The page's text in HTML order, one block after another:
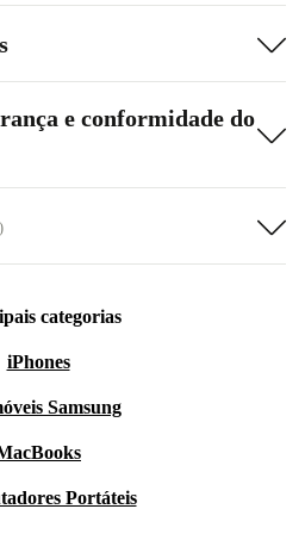
e conformidade do
categorias
iPhones
Samsung
Portáteis